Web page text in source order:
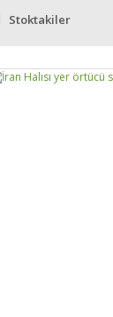
Stoktakiler